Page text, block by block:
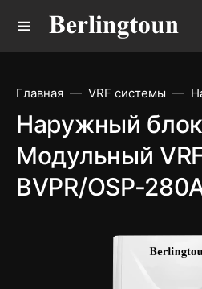
Главная VRF системы
Наружный блок
Модульный
BVPR/OSP-